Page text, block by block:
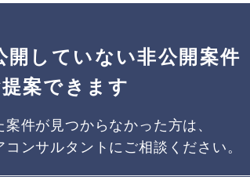
開していない非公開案件
案できます
件が見つからなかった方は、
ンサルタントにご相談ください。